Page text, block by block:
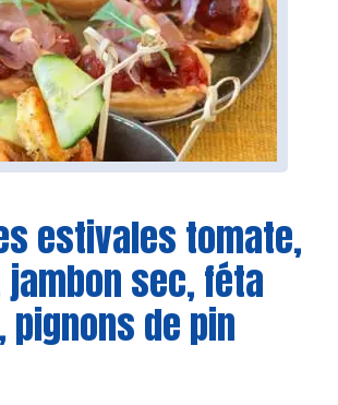
estivales tomate,
sec, féta
de pin